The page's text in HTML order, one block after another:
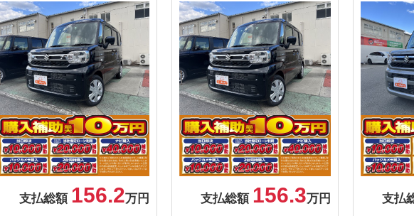
支払総額 156.2万円 支払総額 156.3万円 支払